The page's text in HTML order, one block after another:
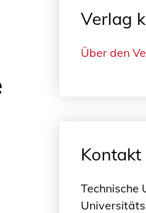
Verlag
Über den
Kontakt
Technische